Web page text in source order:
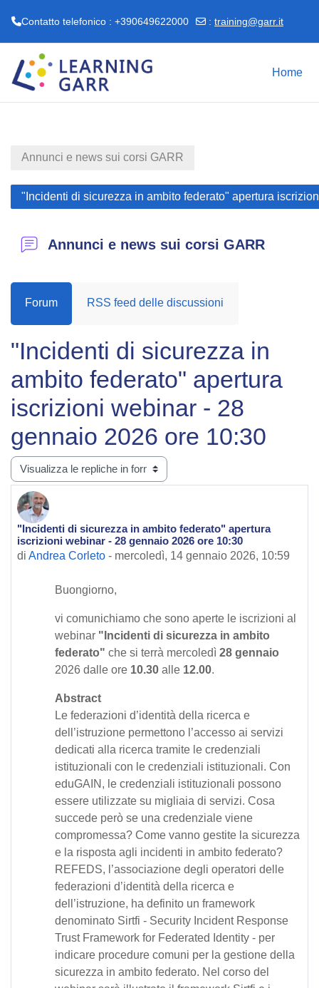
Contatto telefonico : +390649622000 : training@garr.it
Home
Annunci e news sui corsi GARR
"Incidenti di sicurezza in ambito federato" apertura
Annunci e news sui corsi GARR
Forum RSS feed delle discussioni
"Incidenti di sicurezza in
ambito federato" apertura
iscrizioni webinar - 28
gennaio 2026 ore 10:30
Modalità visualizzazione
"Incidenti di sicurezza in ambito federato" apertura
iscrizioni webinar - 28 gennaio 2026 ore 10:30
di Andrea Corleto - mercoledì, 14 gennaio 2026, 10:59
Numero di risposte: 0
Buongiorno,
vi comunichiamo che sono aperte le iscrizioni al
webinar "Incidenti di sicurezza in ambito
federato" che si terrà mercoledì 28 gennaio
2026 dalle ore 10.30 alle 12.00.
Abstract
Le federazioni d’identità della ricerca e
dell’istruzione permettono l’accesso ai servizi
dedicati alla ricerca tramite le credenziali
istituzionali con le credenziali istituzionali. Con
eduGAIN, le credenziali istituzionali possono
essere utilizzate su migliaia di servizi. Cosa
succede però se una credenziale viene
compromessa? Come vanno gestite la sicurezza
e la risposta agli incidenti in ambito federato?
REFEDS, l’associazione degli operatori delle
federazioni d’identità della ricerca e
dell’istruzione, ha definito un framework
denominato Sirtfi - Security Incident Response
Trust Framework for Federated Identity - per
indicare procedure comuni per la gestione della
sicurezza in ambito federato. Nel corso del